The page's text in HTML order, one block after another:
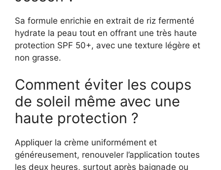
Sa formule enrichie en extrait de riz fermenté
hydrate la peau tout en offrant une très haute
protection SPF 50+, avec une texture légère et
non grasse.
Comment éviter les coups
de soleil même avec une
haute protection ?
Appliquer la crème uniformément et
généreusement, renouveler l’application toutes
les deux heures, surtout après baignade ou